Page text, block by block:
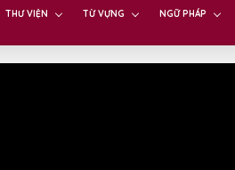
THƯ VIỆN TỪ VỰNG NGỮ PHÁP